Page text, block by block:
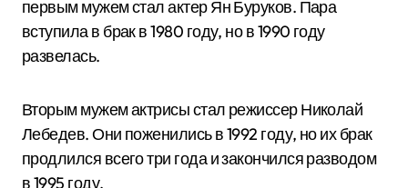
первым мужем стал актер Ян Буруков. Пара
вступила в брак в 1980 году, но в 1990 году
развелась.
Вторым мужем актрисы стал режиссер Николай
Лебедев. Они поженились в 1992 году, но их брак
продлился всего три года и закончился разводом
в 1995 году.